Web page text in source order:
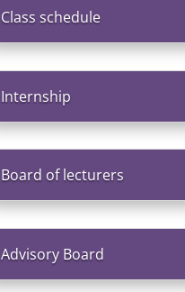
Class schedule
Internship
Board of lecturers
Advisory Board